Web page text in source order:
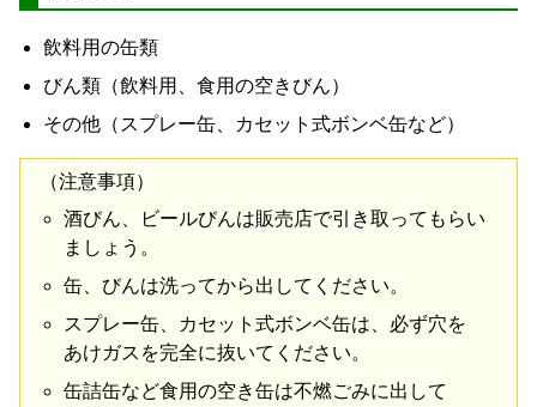
飲料用の缶類
びん類 （飲料用 食用の空き びん）
その他 （ スプレー缶 カセット 式ボンベ缶など）
（注意事項）
酒びん ビールびんは販売店で引き取って もらい
ましょ う 。
缶
びんは洗ってから出して ください。
スプレー缶 カセット 式ボンベ缶は 必ず穴を
あけガス を完全に抜いて ください。
缶詰缶など食用の空き缶は不燃ごみに出して